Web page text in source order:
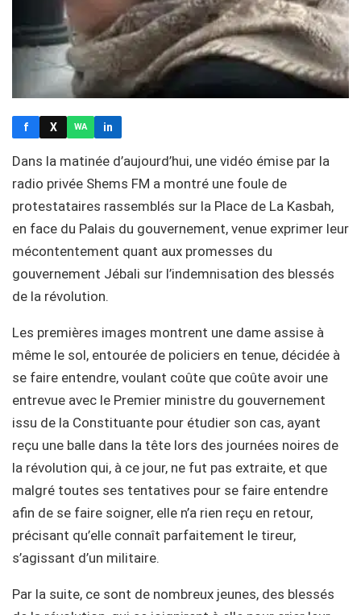
f X WA in
Dans la matinée d’aujourd’hui, une vidéo émise par la
radio privée Shems FM a montré une foule de
protestataires rassemblés sur la Place de La Kasbah,
en face du Palais du gouvernement, venue exprimer leur
mécontentement quant aux promesses du
gouvernement Jébali sur l’indemnisation des blessés
de la révolution.
Les premières images montrent une dame assise à
même le sol, entourée de policiers en tenue, décidée à
se faire entendre, voulant coûte que coûte avoir une
entrevue avec le Premier ministre du gouvernement
issu de la Constituante pour étudier son cas, ayant
reçu une balle dans la tête lors des journées noires de
la révolution qui, à ce jour, ne fut pas extraite, et que
malgré toutes ses tentatives pour se faire entendre
afin de se faire soigner, elle n’a rien reçu en retour,
précisant qu’elle connaît parfaitement le tireur,
s’agissant d’un militaire.
Par la suite, ce sont de nombreux jeunes, des blessés